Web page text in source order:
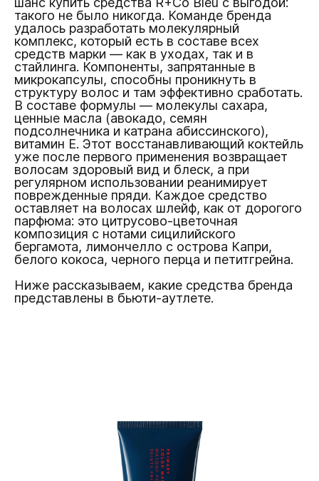
такого не было никогда. Команде бренда
удалось разработать молекулярный
комплекс, который есть в составе всех
средств марки — как в уходах, так и в
стайлинга. Компоненты, запрятанные в
микрокапсулы, способны проникнуть в
структуру волос и там эффективно сработать.
В составе формулы — молекулы сахара,
ценные масла (авокадо, семян
подсолнечника и катрана абиссинского),
витамин Е. Этот восстанавливающий коктейль
уже после первого применения возвращает
волосам здоровый вид и блеск, а при
регулярном использовании реанимирует
поврежденные пряди. Каждое средство
оставляет на волосах шлейф, как от дорогого
парфюма: это цитрусово-цветочная
композиция с нотами сицилийского
бергамота, лимончелло с острова Капри,
белого кокоса, черного перца и петитгрейна.
Ниже рассказываем, какие средства бренда
представлены в бьюти-аутлете.